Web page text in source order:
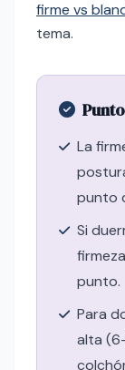
firme vs
tema.
La
punto
Si
punto.
Para
alta